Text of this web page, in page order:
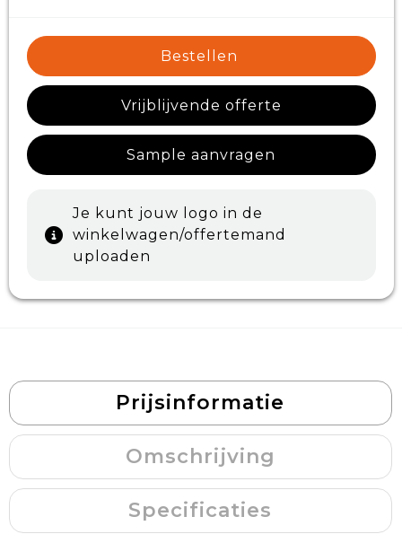
Bestellen
Vrijblijvende offerte
Sample aanvragen
Je kunt jouw logo in de
winkelwagen/offertemand
uploaden
Prijsinformatie
Omschrijving
Specificaties